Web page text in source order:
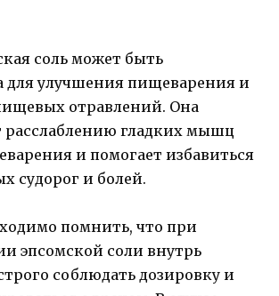
соль может быть
для улучшения пищеварения и
отравлений. Она
расслаблению гладких мышц
и помогает избавиться
судорог и болей.
помнить, что при
эпсомской соли внутрь
соблюдать дозировку и